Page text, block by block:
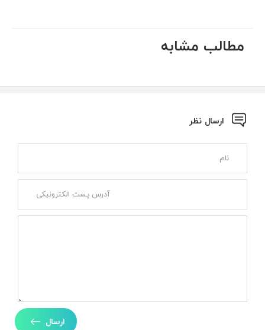
مطالب مشابه
ارسال نظر
ارسال